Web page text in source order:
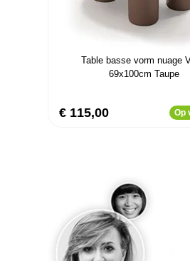
Table basse vorm nuage
69x100cm Taupe
€ 115,00 Op